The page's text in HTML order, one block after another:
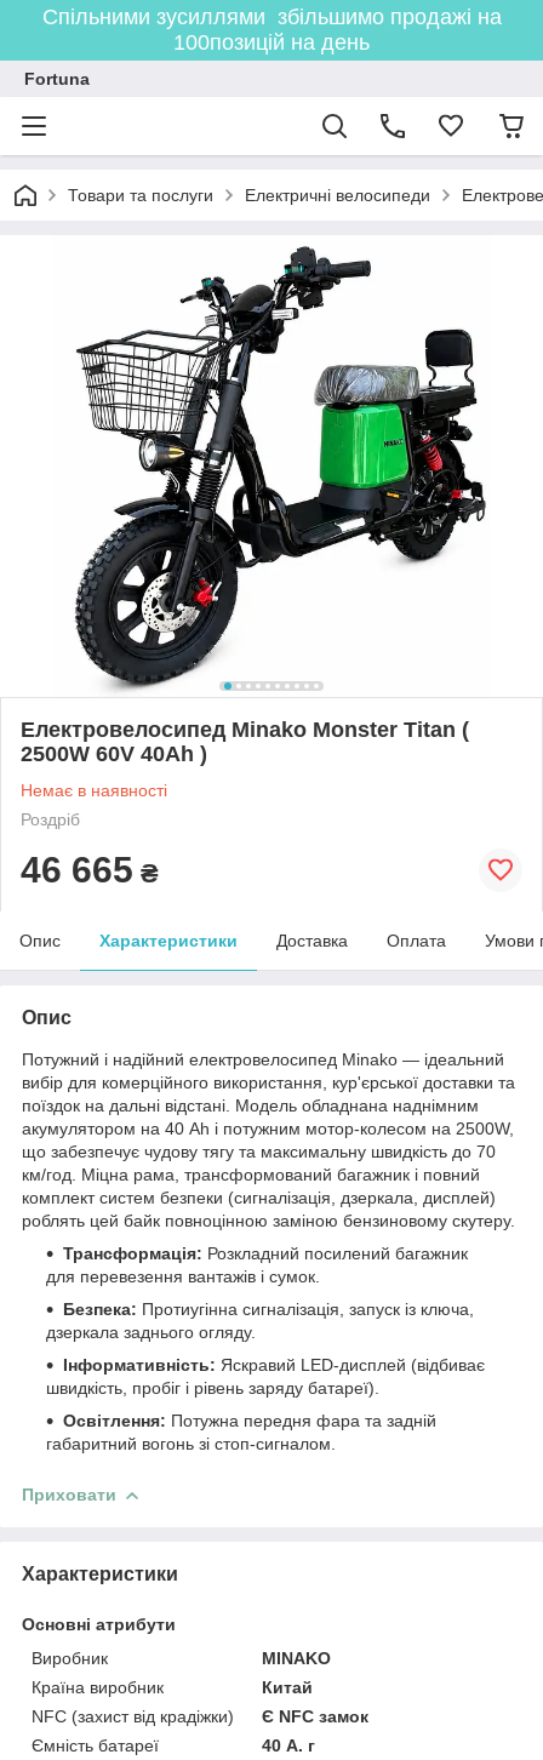
Спільними зусиллями збільшимо продажі на
100позицій на день
Fortuna
Товари та послуги Електричні велосипеди
Електровелосипед Minako Monster Titan (
2500W 60V 40Ah )
Немає в наявності
Роздріб
46 665 ₴
Опис Характеристики Доставка Оплата Умови
Опис
Потужний і надійний електровелосипед Minako — ідеальний
вибір для комерційного використання, кур'єрської доставки та
поїздок на дальні відстані. Модель обладнана наднімним
акумулятором на 40 Ah і потужним мотор-колесом на 2500W,
що забезпечує чудову тягу та максимальну швидкість до 70
км/год. Міцна рама, трансформований багажник і повний
комплект систем безпеки (сигналізація, дзеркала, дисплей)
роблять цей байк повноцінною заміною бензиновому скутеру.
Трансформація: Розкладний посилений багажник
для перевезення вантажів і сумок.
Безпека: Протиугінна сигналізація, запуск із ключа,
дзеркала заднього огляду.
Інформативність: Яскравий LED-дисплей (відбиває
швидкість, пробіг і рівень заряду батареї).
Освітлення: Потужна передня фара та задній
габаритний вогонь зі стоп-сигналом.
Приховати
Характеристики
Основні атрибути
Виробник
MINAKO
Країна виробник
Китай
NFC (захист від крадіжки)
Є NFC замок
Ємність батареї
40 А. г